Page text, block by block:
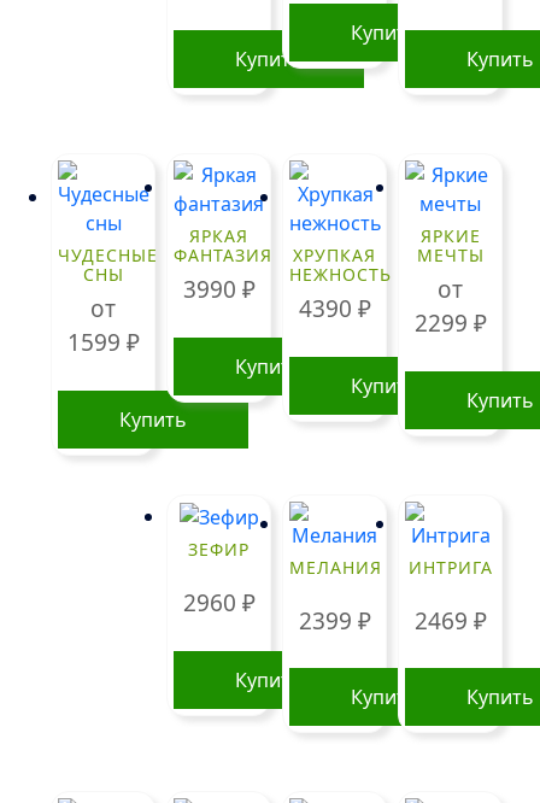
Купить
Купить
Купить
ЧУДЕСНЫЕ
СНЫ
от
1599 ₽
Купить
имеет
несколько
ЯРКАЯ
ФАНТАЗИЯ
3990 ₽
Купить
ХРУПКАЯ
НЕЖНОСТЬ
4390 ₽
Купить
ЯРКИЕ
МЕЧТЫ
от
2299 ₽
Купить
можно
на
странице
товара.
ЗЕФИР
2960 ₽
Купить
МЕЛАНИЯ
2399 ₽
Купить
ИНТРИГА
2469 ₽
Купить